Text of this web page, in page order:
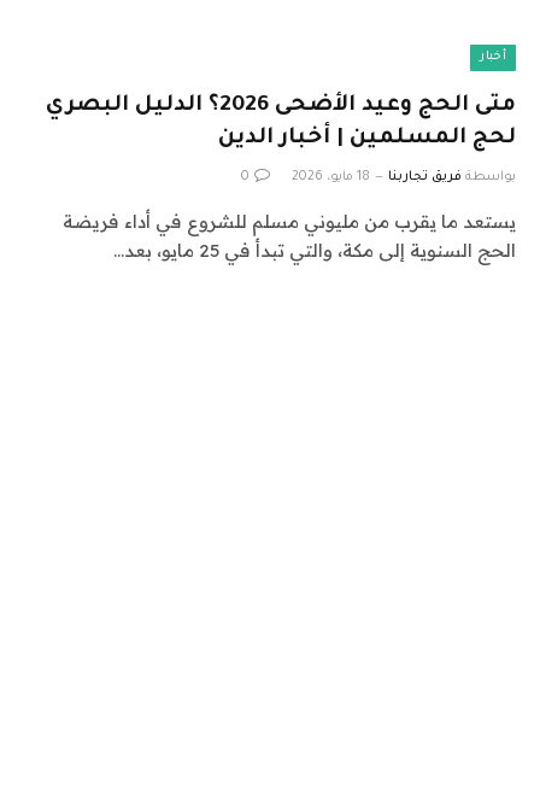
أخبار
متى الحج وعيد الأضحى 2026؟ الدليل البصري
لحج المسلمين | أخبار الدين
بواسطة فريق تجاربنا 18 مايو، 2026 0
يستعد ما يقرب من مليوني مسلم للشروع في أداء فريضة
الحج السنوية إلى مكة، والتي تبدأ في 25 مايو، بعد…